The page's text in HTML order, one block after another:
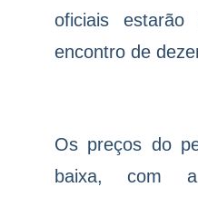
oficiais
encontro de
Os preços do
baixa, com